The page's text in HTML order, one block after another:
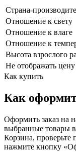
Страна-
Отношение к свету
Отношение к влаге
Отношение к
Высота взрослого
Не отображать
Как купить
Как
Оформить заказ на
выбранные товары в
Корзина, проверьте
нажмите кнопку